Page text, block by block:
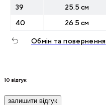
39
25.5 см
40
26.5 см
Обмін та повернення
10 відгук
залишити відгук